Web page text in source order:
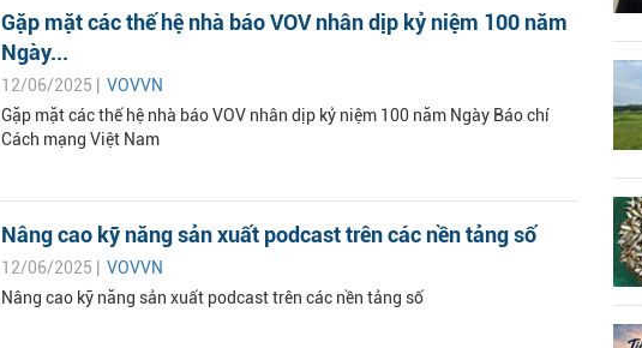
Gặp mặt các thế hệ nhà báo VOV nhân dịp kỷ niệm 100 năm
Ngày...
12/06/2025 | VOVVN
Gặp mặt các thế hệ nhà báo VOV nhân dịp kỷ niệm 100 năm Ngày Báo chí
Cách mạng Việt Nam
Nâng cao kỹ năng sản xuất podcast trên các nền tảng số
12/06/2025 | VOVVN
Nâng cao kỹ năng sản xuất podcast trên các nền tảng số